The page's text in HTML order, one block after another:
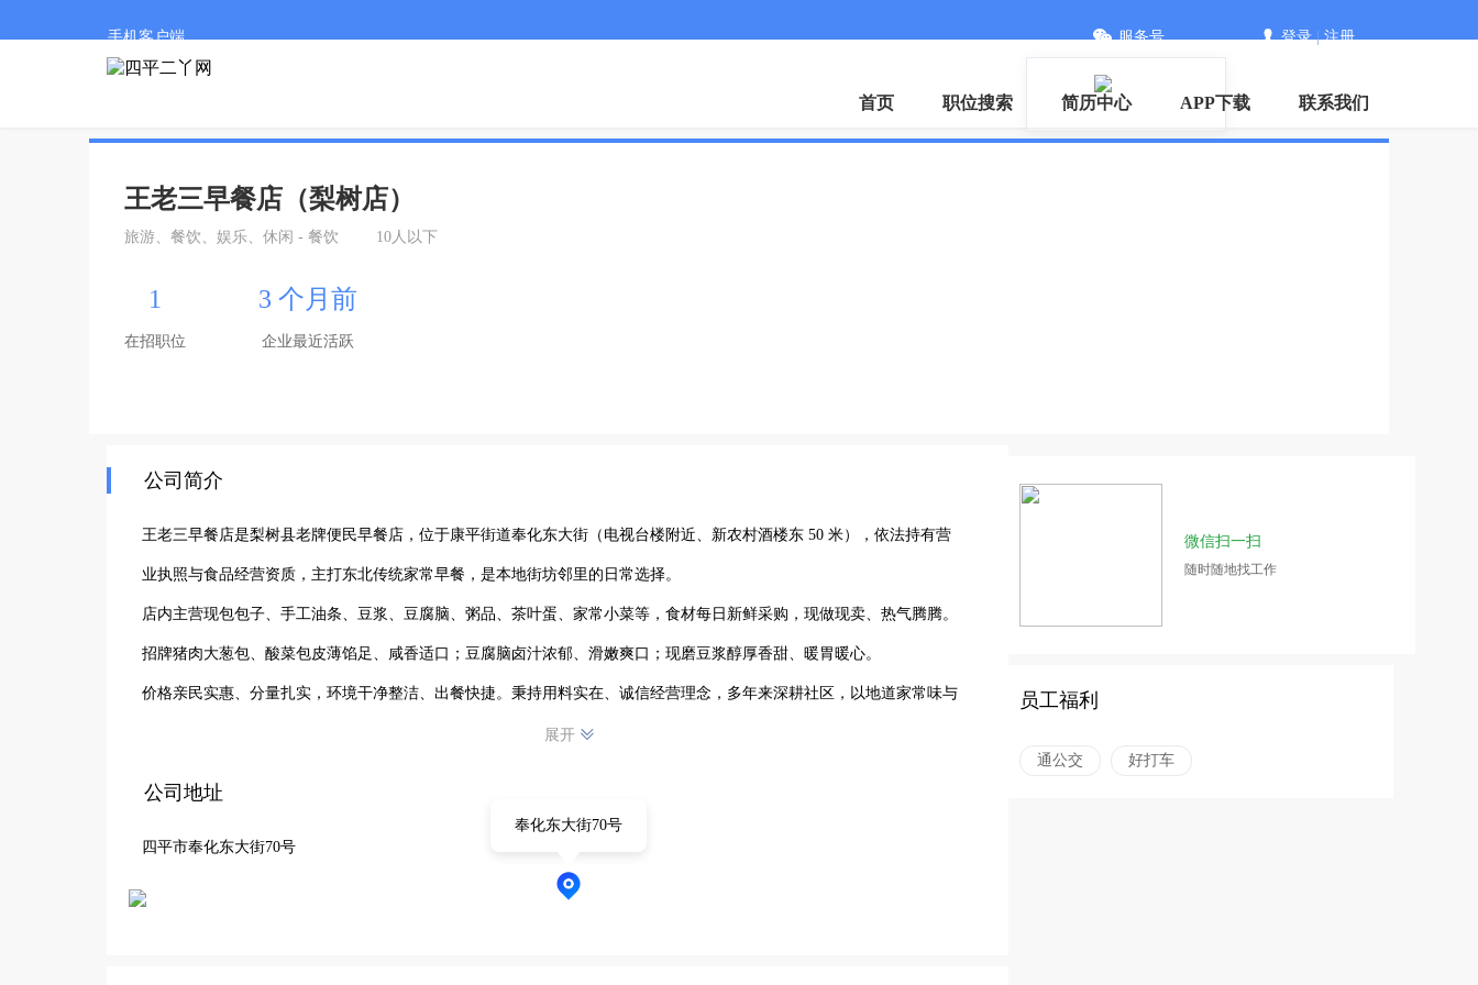
手机客户端 服务号 登录|注册
首页 职位搜索 简历中心 APP下载 联系我们
王老三早餐店（梨树店）
旅游、餐饮、娱乐、休闲 - 餐饮 10人以下
1
在招职位
3 个月前
企业最近活跃
公司简介
王老三早餐店是梨树县老牌便民早餐店，位于康平街道奉化东大街（电视台楼附近、新农村酒楼东 50 米），依法持有营
业执照与食品经营资质，主打东北传统家常早餐，是本地街坊邻里的日常选择。
店内主营现包包子、手工油条、豆浆、豆腐脑、粥品、茶叶蛋、家常小菜等，食材每日新鲜采购，现做现卖、热气腾腾。
招牌猪肉大葱包、酸菜包皮薄馅足、咸香适口；豆腐脑卤汁浓郁、滑嫩爽口；现磨豆浆醇厚香甜、暖胃暖心。
价格亲民实惠、分量扎实，环境干净整洁、出餐快捷。秉持用料实在、诚信经营理念，多年来深耕社区，以地道家常味与
展开
公司地址
四平市奉化东大街70号
奉化东大街70号
微信扫一扫
随时随地找工作
员工福利
通公交 好打车